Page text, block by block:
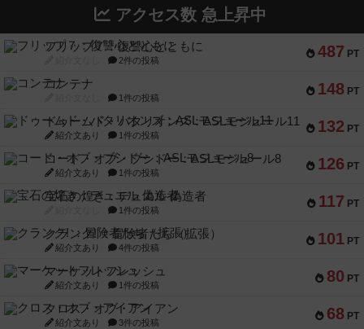
アクセス数 急上昇中
487 PT
フリップ７：復讐心とともに
2件の投稿
148 PT
コンテナ
1件の投稿
132 PT
ドゥームド・バタリオンズ：ASLモジュール11
紹介文あり 1件の投稿
126 PT
コード・オブ・ブシドー：ASLモジュール8
紹介文あり 1件の投稿
117 PT
宝石の煌き：デュエル 偽造者
1件の投稿
101 PT
クランク! ：冒険者たち（拡張）
紹介文あり 4件の投稿
80 PT
マーケットフレッシュ
紹介文あり 1件の投稿
68 PT
クロス・オブ・アイアン
紹介文あり 3件の投稿